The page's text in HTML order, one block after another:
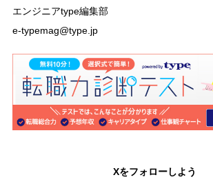
エンジニアtype編集部
e-typemag@type.jp
Xをフォローしよう